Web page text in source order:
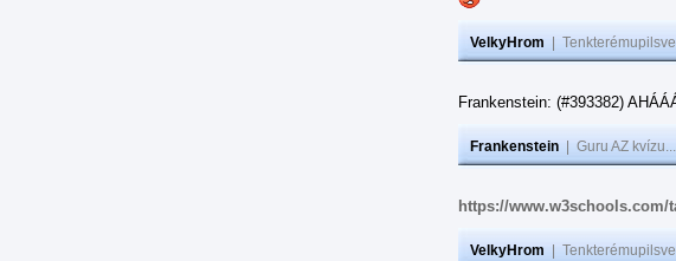
VelkyHrom
Frankenstein: (#393382)
Frankenstein Guru AZ
https://
VelkyHrom